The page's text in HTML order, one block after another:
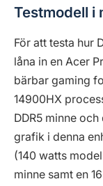
Testmodell i
För att testa hur
låna in en Acer
bärbar gaming
14900HX
DDR5 minne
grafik i denna
(140 watts
minne samt en